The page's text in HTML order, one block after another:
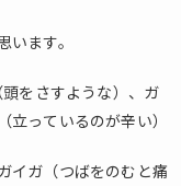
います。
頭をさすような）、ガ
立っているのが辛い）
イガ（つばをのむと痛